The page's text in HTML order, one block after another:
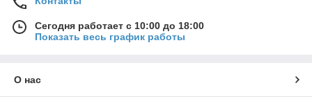
Сегодня работает с 10:00 до 18:00
Показать весь график работы
О нас